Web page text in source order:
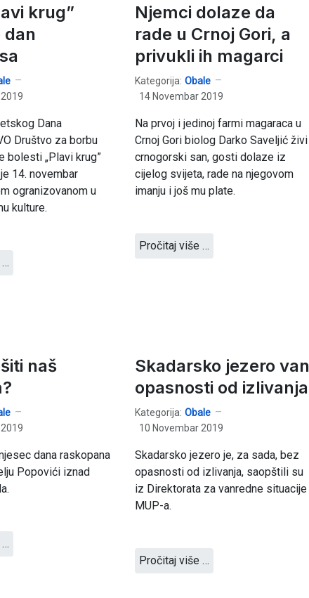
krug”
dan
Dana
Društvo za borbu
bolesti „Plavi krug”
14. novembar
ogranizovanom u
kulture.
…
Njemci dolaze da
rade u Crnoj Gori, a
privukli ih magarci
Kategorija: Obale
14 Novembar 2019
Na prvoj i jedinoj farmi magaraca u
Crnoj Gori biolog Darko Saveljić živi
crnogorski san, gosti dolaze iz
cijelog svijeta, rade na njegovom
imanju i još mu plate.
Pročitaj više …
naš
dana raskopana
Popovići iznad
…
Skadarsko jezero van
opasnosti od izlivanja
Kategorija: Obale
10 Novembar 2019
Skadarsko jezero je, za sada, bez
opasnosti od izlivanja, saopštili su
iz Direktorata za vanredne situacije
MUP-a.
Pročitaj više …